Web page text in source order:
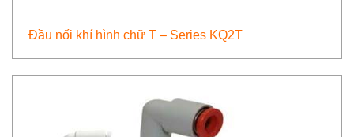
Đầu nối khí hình chữ T – Series KQ2T